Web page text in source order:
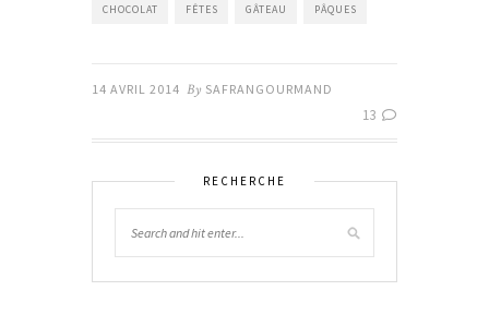
CHOCOLAT FÊTES GÂTEAU PÂQUES
14 AVRIL 2014 By SAFRANGOURMAND
13
RECHERCHE